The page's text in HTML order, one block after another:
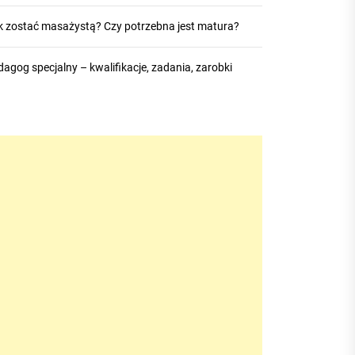
zostać masażystą? Czy potrzebna jest matura?
specjalny – kwalifikacje, zadania, zarobki